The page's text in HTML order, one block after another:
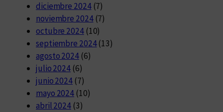
diciembre 2024(7)
noviembre 2024(7)
octubre 2024(10)
septiembre 2024(13)
agosto 2024(6)
julio 2024 (6)
junio 2024 (7)
mayo 2024 (10)
abril 2024 (3)